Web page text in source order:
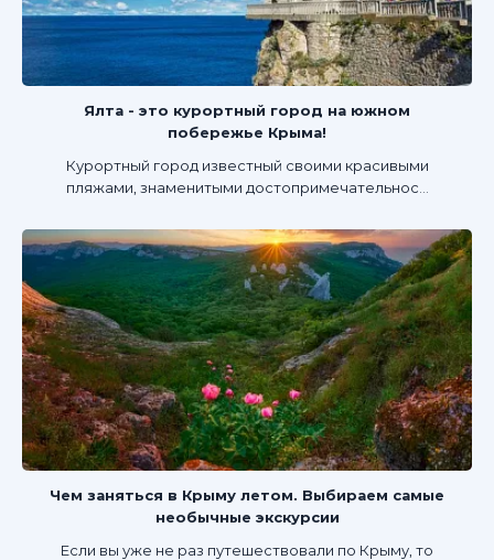
Ялта - это курортный город на южном
побережье Крыма!
Курортный город известный своими красивыми
пляжами, знаменитыми достопримечательнос...
Чем заняться в Крыму летом. Выбираем самые
необычные экскурсии
Если вы уже не раз путешествовали по Крыму, то